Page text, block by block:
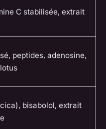
C stabilisée, extrait
peptides, adenosine,
bisabolol, extrait